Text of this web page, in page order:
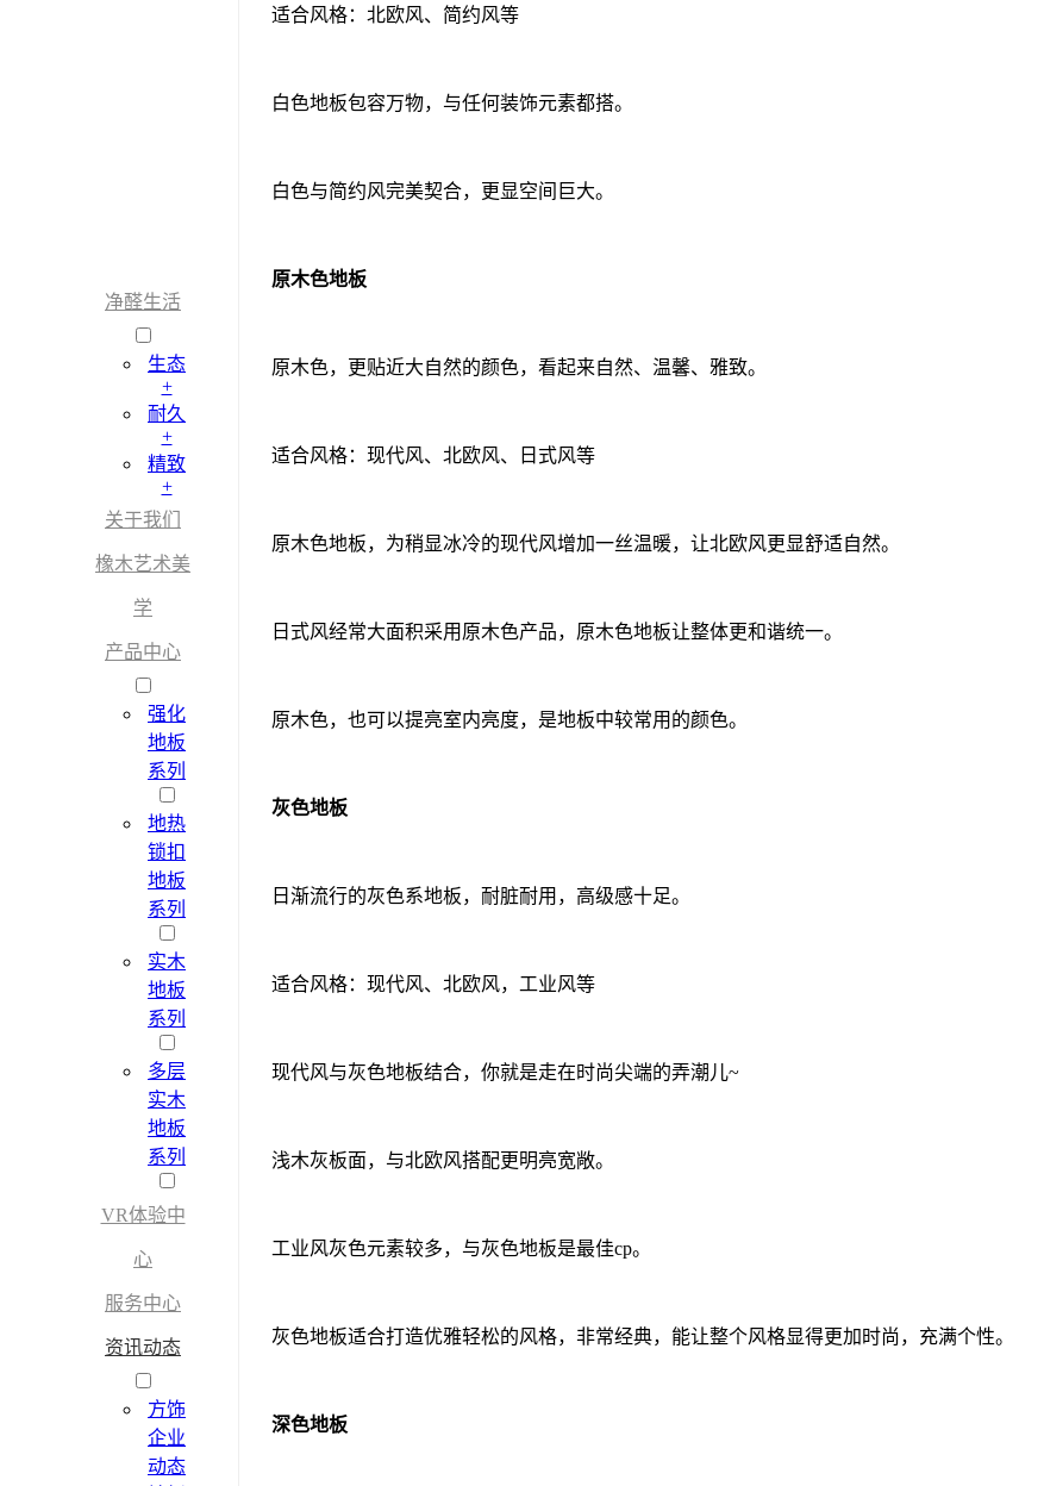
净醛生活
生态
+
耐久
+
精致
+
关于我们
橡木艺术美
学
产品中心
强化
地板
系列
地热
锁扣
地板
系列
实木
地板
系列
多层
实木
地板
系列
VR体验中
心
服务中心
资讯动态
方饰
企业
动态
适合风格：北欧风、简约风等
白色地板包容万物，与任何装饰元素都搭。
白色与简约风完美契合，更显空间巨大。
原木色地板
原木色，更贴近大自然的颜色，看起来自然、温馨、雅致。
适合风格：现代风、北欧风、日式风等
原木色地板，为稍显冰冷的现代风增加一丝温暖，让北欧风更显舒适自然。
日式风经常大面积采用原木色产品，原木色地板让整体更和谐统一。
原木色，也可以提亮室内亮度，是地板中较常用的颜色。
灰色地板
日渐流行的灰色系地板，耐脏耐用，高级感十足。
适合风格：现代风、北欧风，工业风等
现代风与灰色地板结合，你就是走在时尚尖端的弄潮儿~
浅木灰板面，与北欧风搭配更明亮宽敞。
工业风灰色元素较多，与灰色地板是最佳cp。
灰色地板适合打造优雅轻松的风格，非常经典，能让整个风格显得更加时尚，充满个性。
深色地板